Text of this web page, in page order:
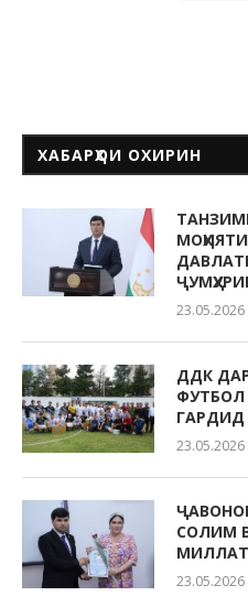
ХАБАРҲОИ ОХИРИН
23.05.2026
ДДК
ФУТБОЛ
ГАРДИД
23.05.2026
СОЛИМ
МИЛЛАТ
23.05.2026